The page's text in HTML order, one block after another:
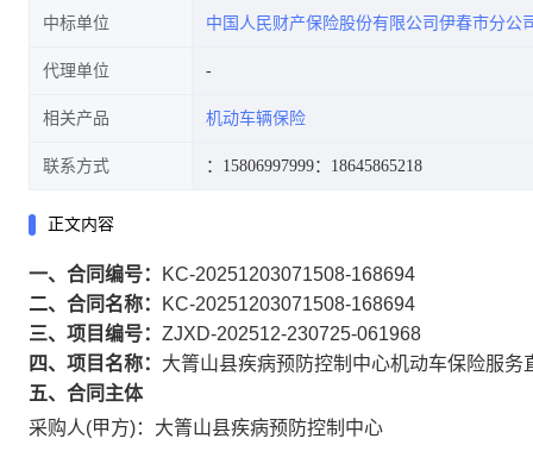
中标单位 中国人民财产保险股份有限公司伊春市分公
代理单位
相关产品 机动车辆保险
联系方式 ：15806997999：18645865218
正文内容
一、合同编号：
KC-20251203071508-168694
二、合同名称：
KC-20251203071508-168694
三、项目编号： ZJXD-202512-230725-061968
四、项目名称： 大箐山县疾病预防控制中心机动车保险服务
五、合同主体
采购人(甲方)：大箐山县疾病预防控制中心